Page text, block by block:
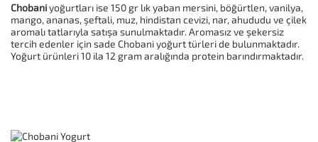
Chobaniyoğurtları ise 150 gr lık yaban mersini, böğürtlen, vanilya,
mango, ananas, şeftali, muz, hindistan cevizi, nar, ahududu ve çilek
aromalı tatlarıyla satışa sunulmaktadır. Aromasız ve şekersiz
tercih edenler için sade Chobani yoğurt türleri de bulunmaktadır.
Yoğurt ürünleri 10 ila 12 gram aralığında protein barındırmaktadır.